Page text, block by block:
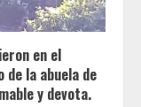
en el
la abuela de
y devota.